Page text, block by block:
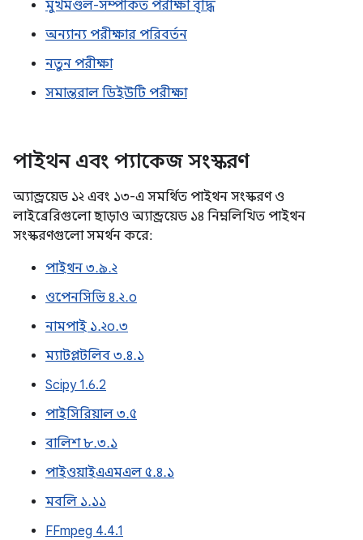
মুখমণ্ডল-সম্পর্কিত পরীক্ষা বৃদ্ধি
অন্যান্য পরীক্ষার পরিবর্তন
নতুন পরীক্ষা
সমান্তরাল ডিইউটি পরীক্ষা
পাইথন এবং প্যাকেজ সংস্করণ
অ্যান্ড্রয়েড ১২ এবং ১৩-এ সমর্থিত পাইথন সংস্করণ ও
লাইব্রেরিগুলো ছাড়াও অ্যান্ড্রয়েড ১৪ নিম্নলিখিত পাইথন
সংস্করণগুলো সমর্থন করে:
পাইথন ৩.৯.২
ওপেনসিভি ৪.২.০
নামপাই ১.২০.৩
ম্যাটপ্লটলিব ৩.৪.১
Scipy 1.6.2
পাইসিরিয়াল ৩.৫
বালিশ ৮.৩.১
পাইওয়াইএএমএল ৫.৪.১
মবলি ১.১১
FFmpeg 4.4.1